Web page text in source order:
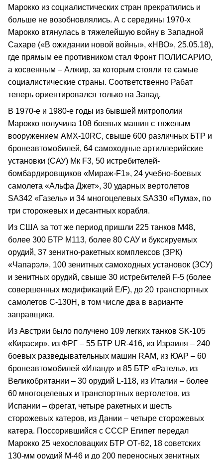
Марокко из социалистических стран прекратились и
больше не возобновлялись. А с середины 1970-х
Марокко втянулась в тяжелейшую войну в Западной
Сахаре («В ожидании новой войны», «НВО», 25.05.18),
где прямым ее противником стал Фронт ПОЛИСАРИО,
а косвенным – Алжир, за которым стояли те самые
социалистические страны. Соответственно Рабат
теперь ориентировался только на Запад.
В 1970-е и 1980-е годы из бывшей митрополии
Марокко получила 108 боевых машин с тяжелым
вооружением АМХ-10RC, свыше 600 различных БТР и
бронеавтомобилей, 64 самоходные артиллерийские
установки (САУ) Мк F3, 50 истребителей-
бомбардировщиков «Мираж-F1», 24 учебно-боевых
самолета «Альфа Джет», 30 ударных вертолетов
SA342 «Газель» и 34 многоцелевых SA330 «Пума», по
три сторожевых и десантных корабля.
Из США за тот же период пришли 225 танков М48,
более 300 БТР М113, более 80 САУ и буксируемых
орудий, 37 зенитно-ракетных комплексов (ЗРК)
«Чапарэл», 100 зенитных самоходных установок (ЗСУ)
и зенитных орудий, свыше 30 истребителей F-5 (более
совершенных модификаций Е/F), до 20 транспортных
самолетов С-130Н, в том числе два в варианте
заправщика.
Из Австрии было получено 109 легких танков SK-105
«Кирасир», из ФРГ – 55 БТР UR-416, из Израиля – 240
боевых разведывательных машин RAM, из ЮАР – 60
бронеавтомобилей «Иланд» и 85 БТР «Ратель», из
Великобритании – 30 орудий L-118, из Италии – более
60 многоцелевых и транспортных вертолетов, из
Испании – фрегат, четыре ракетных и шесть
сторожевых катеров, из Дании – четыре сторожевых
катера. Поссорившийся с СССР Египет передал
Марокко 25 чехословацких БТР ОТ-62, 18 советских
130-мм орудий М-46 и до 200 переносных зенитных